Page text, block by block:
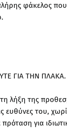
φάκελος
ΓΙΑ ΤΗΝ ΠΛΑΚΑ.
λήξη της
ευθύνες του,
για